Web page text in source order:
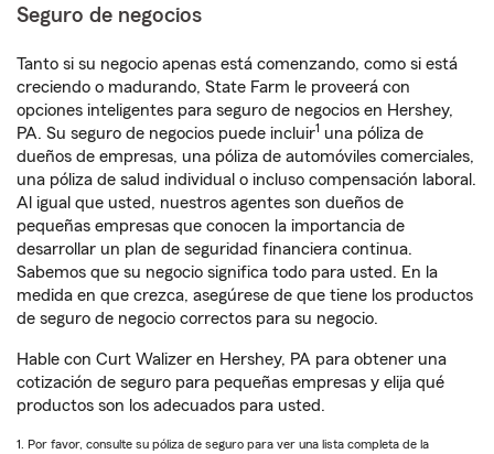
Seguro de negocios
Tanto si su negocio apenas está comenzando, como si está
creciendo o madurando, State Farm le proveerá con
opciones inteligentes para seguro de negocios en Hershey,
PA. Su seguro de negocios puede incluir1 una póliza de
dueños de empresas, una póliza de automóviles comerciales,
una póliza de salud individual o incluso compensación laboral.
Al igual que usted, nuestros agentes son dueños de
pequeñas empresas que conocen la importancia de
desarrollar un plan de seguridad financiera continua.
Sabemos que su negocio significa todo para usted. En la
medida en que crezca, asegúrese de que tiene los productos
de seguro de negocio correctos para su negocio.
Hable con Curt Walizer en Hershey, PA para obtener una
cotización de seguro para pequeñas empresas y elija qué
productos son los adecuados para usted.
1. Por favor, consulte su póliza de seguro para ver una lista completa de la